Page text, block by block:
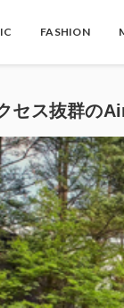
FASHION
セス抜群の